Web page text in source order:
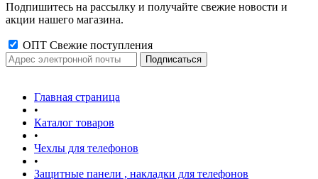
Подпишитесь на рассылку и получайте свежие новости и
акции нашего магазина.
ОПТ Свежие поступления
Главная страница
•
Каталог товаров
•
Чехлы для телефонов
•
Защитные панели , накладки для телефонов